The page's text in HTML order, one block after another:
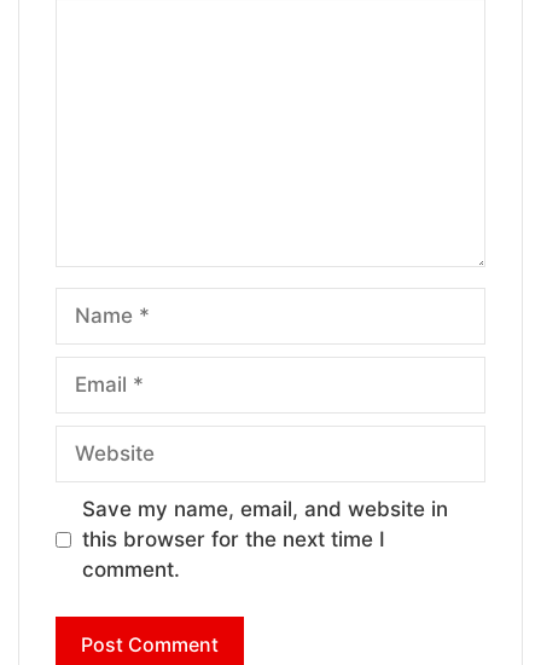
Name
Email
Website
Save my name, email, and website in
this browser for the next time I
comment.